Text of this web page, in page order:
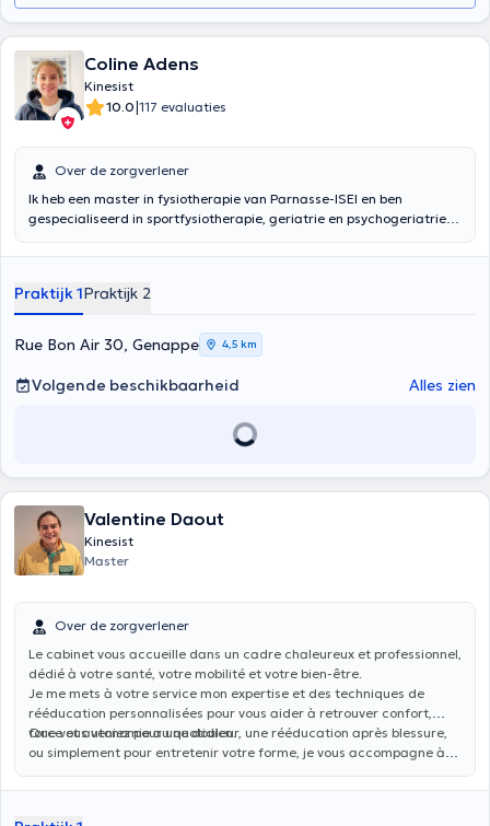
Coline Adens
Kinesist
10.0|117 evaluaties
Over de zorgverlener
Ik heb een master in fysiotherapie van Parnasse-ISEI en ben
gespecialiseerd in sportfysiotherapie, geriatrie en psychogeriatrie.
musculoskeletale pathologieën in het algemeen.
Praktijk 1Praktijk 2
Rue Bon Air 30, Genappe 4,5 km
Volgende beschikbaarheid Alles zien
Valentine Daout
Kinesist
Master
Over de zorgverlener
Le cabinet vous accueille dans un cadre chaleureux et professionnel,
dédié à votre santé, votre mobilité et votre bien-être.
Je me mets à votre service mon expertise et des techniques de
rééducation personnalisées pour vous aider à retrouver confort,
force et autonomie au quotidien.
Que vous veniez pour une douleur, une rééducation après blessure,
ou simplement pour entretenir votre forme, je vous accompagne à
humaine et à l’écoute de vos besoins.